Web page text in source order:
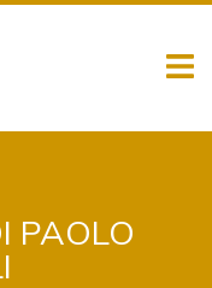
PAOLO